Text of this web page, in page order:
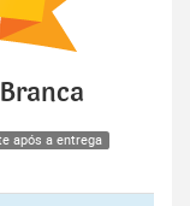
após a entrega